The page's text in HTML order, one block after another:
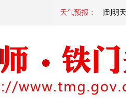
天气预报：
预计：今天夜间到明